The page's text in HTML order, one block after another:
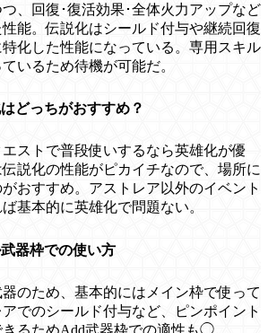
、回復･復活効果･全体火力アップなど
能。伝説化はシールド付与や継続回復
化した性能になっている。専用スキル
いるため待機が可能だ。
どっちがおすすめ？
ストで普段使いするなら英雄化が優
説化の性能がピカイチなので、場所に
おすすめ。アストレア以外のイベント
基本的に英雄化で問題ない。
器枠での使い方
のため、基本的にはメイン枠で使って
でのシールド付与など、ピンポイント
るためAdd武器枠での適性も◯。